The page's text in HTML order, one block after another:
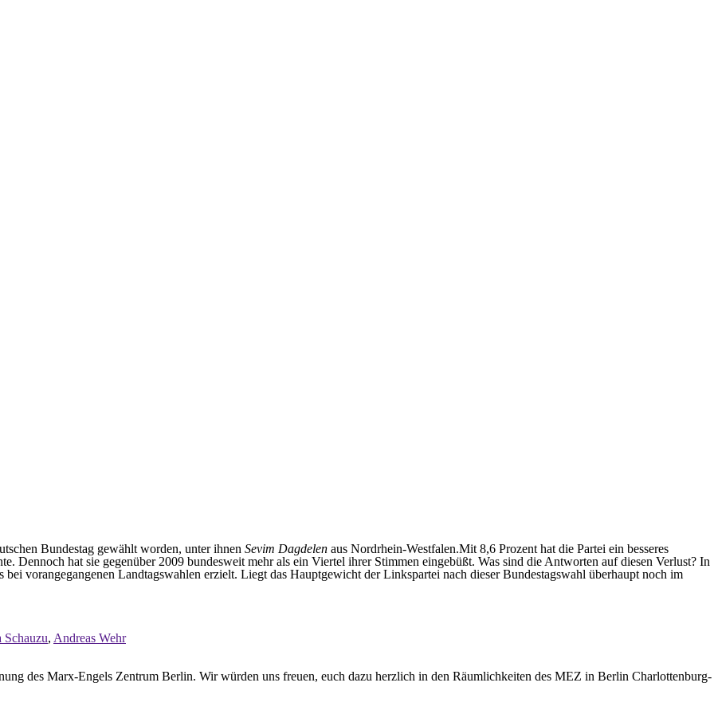
Bundestag gewählt worden, unter ihnen Sevim Dagdelen aus Nordrhein-Westfalen.Mit 8,6 Prozent hat die Partei ein besseres
Dennoch hat sie gegenüber 2009 bundesweit mehr als ein Viertel ihrer Stimmen eingebüßt. Was sind die Antworten auf diesen Verlust? In
bei vorangegangenen Landtagswahlen erzielt. Liegt das Hauptgewicht der Linkspartei nach dieser Bundestagswahl überhaupt noch im
Schauzu, Andreas Wehr
des Marx-Engels Zentrum Berlin. Wir würden uns freuen, euch dazu herzlich in den Räumlichkeiten des MEZ in Berlin Charlottenburg-